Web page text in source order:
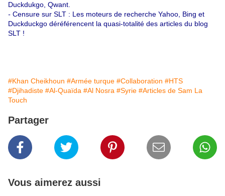
Duckdukgo, Qwant.
- Censure sur SLT : Les moteurs de recherche Yahoo, Bing et
Duckduckgo déréférencent la quasi-totalité des articles du blog
SLT !
#Khan Cheikhoun #Armée turque #Collaboration #HTS
#Djihadiste #Al-Quaïda #Al Nosra #Syrie #Articles de Sam La
Touch
Partager
Vous aimerez aussi